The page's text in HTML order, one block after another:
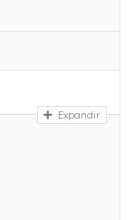
Expandir